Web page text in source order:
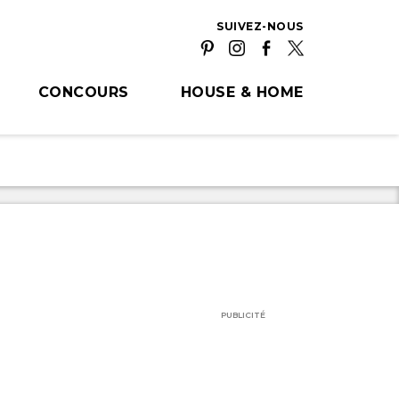
SUIVEZ-NOUS
CONCOURS HOUSE & HOME
PUBLICITÉ